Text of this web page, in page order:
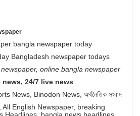
bangla newspaper today
Bangladesh newspaper todays
online bangla newspaper
24/7 live news
News, Binodon News, অর্থনৈতিক সংবাদ
English Newspaper, breaking